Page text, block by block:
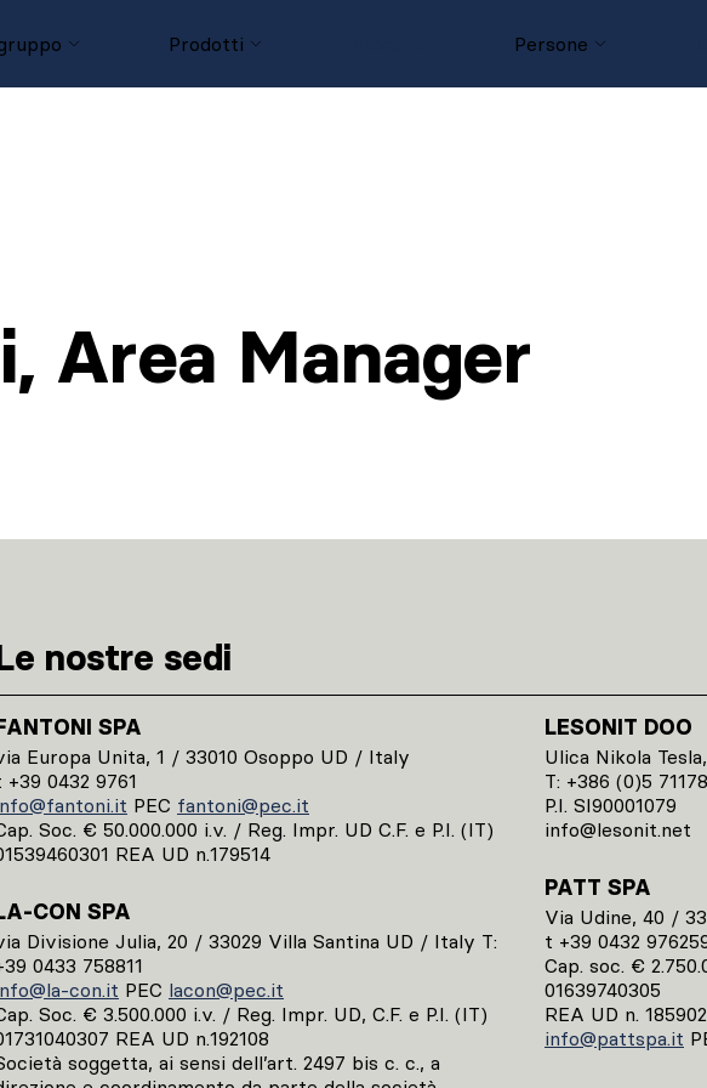
Prodotti Persone
Area Manager
nostre sedi
SPA
Europa Unita, 1 / 33010 Osoppo UD / Italy
+39 0432 9761
PEC fantoni@pec.it
Soc. € 50.000.000 i.v. / Reg. Impr. UD C.F. e P.I. (IT)
REA UD n.179514
CON SPA
Divisione Julia, 20 / 33029 Villa Santina UD / Italy T:
0433 758811
con.it PEC lacon@pec.it
Soc. € 3.500.000 i.v. / Reg. Impr. UD, C.F. e P.I. (IT)
REA UD n.192108
soggetta, ai sensi dell’art. 2497 bis c. c., a
LESONIT DOO
Ulica Nikola
T: +386 (0)5
P.I. SI90001079
info@lesonit.net
PATT SPA
Via Udine, 40 /
t +39 0432
Cap. soc. €
01639740305
REA UD n. 185902
info@pattspa.it